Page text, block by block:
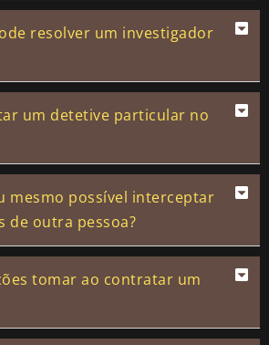
resolver um investigador
um detetive particular no
mesmo possível interceptar
de outra pessoa?
tomar ao contratar um